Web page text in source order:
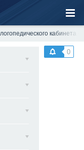
кабинета
0